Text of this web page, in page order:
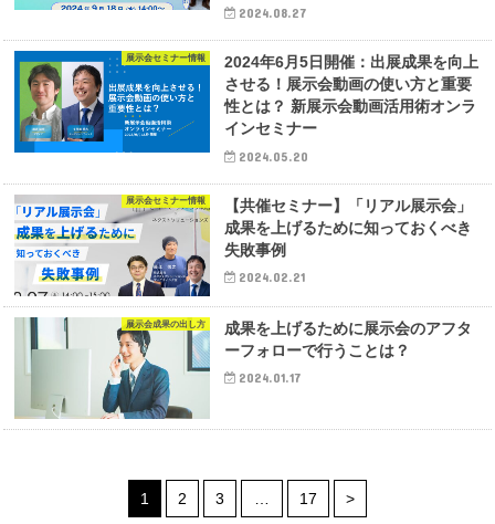
2024.08.27
展示会セミナー情報
2024年6月5日開催：出展成果を向上
させる！展示会動画の使い方と重要
性とは？ 新展示会動画活用術オンラ
インセミナー
2024.05.20
展示会セミナー情報
【共催セミナー】「リアル展示会」
成果を上げるために知っておくべき
失敗事例
2024.02.21
展示会成果の出し方
成果を上げるために展示会のアフタ
ーフォローで行うことは？
2024.01.17
1 2 3 … 17 >